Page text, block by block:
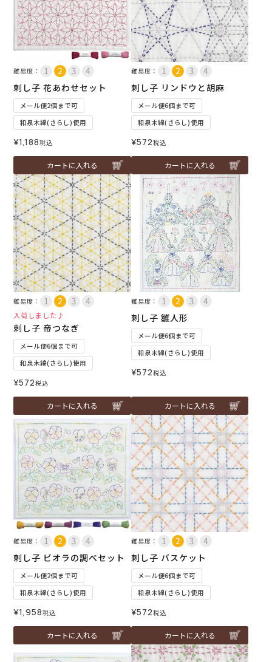
難易度：
刺し子 花あわせセット
メール便2個まで可
和泉木綿(さらし)使用
¥1,188税込
カートに入れる
難易度：
刺し子 リンドウと胡麻
メール便6個まで可
和泉木綿(さらし)使用
¥572税込
カートに入れる
難易度：
入荷しました♪
刺し子 帝つなぎ
メール便6個まで可
和泉木綿(さらし)使用
¥572税込
カートに入れる
難易度：
刺し子 雛人形
メール便6個まで可
和泉木綿(さらし)使用
¥572税込
カートに入れる
難易度：
刺し子 ビオラの調べセット
メール便2個まで可
和泉木綿(さらし)使用
¥1,958税込
カートに入れる
難易度：
刺し子 バスケット
メール便6個まで可
和泉木綿(さらし)使用
¥572税込
カートに入れる